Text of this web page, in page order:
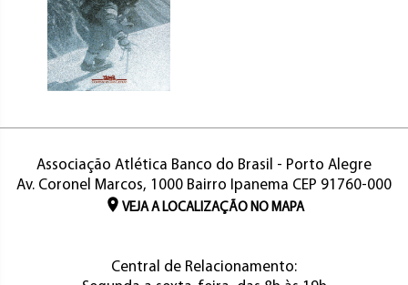
Associação Atlética Banco do Brasil - Porto Alegre
Av. Coronel Marcos, 1000 Bairro Ipanema CEP 91760-000
VEJA A LOCALIZAÇÃO NO MAPA
Central de Relacionamento: